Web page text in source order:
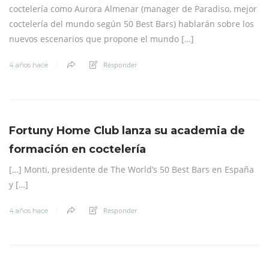
coctelería como Aurora Almenar (manager de Paradiso, mejor
coctelería del mundo según 50 Best Bars) hablarán sobre los
nuevos escenarios que propone el mundo […]
4 años hace Responder
Fortuny Home Club lanza su academia de
formación en coctelería
[…] Monti, presidente de The World’s 50 Best Bars en España
y […]
4 años hace Responder